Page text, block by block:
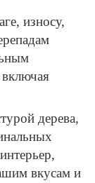
износу,
дерева,
вкусам и